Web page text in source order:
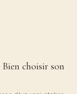
choisir son